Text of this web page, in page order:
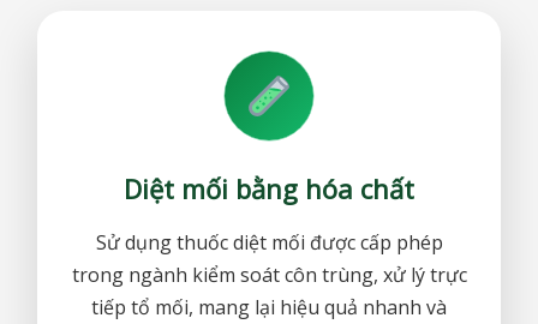
Diệt mối bằng hóa chất
Sử dụng thuốc diệt mối được cấp phép
trong ngành kiểm soát côn trùng, xử lý trực
tiếp tổ mối, mang lại hiệu quả nhanh và